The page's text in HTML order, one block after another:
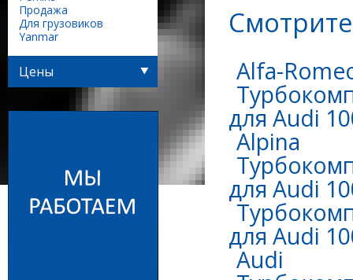
Alfa-
для Audi
Alpina
для Audi
для Audi
Audi
Продажа
Для грузовиков
Yanmar
Цены